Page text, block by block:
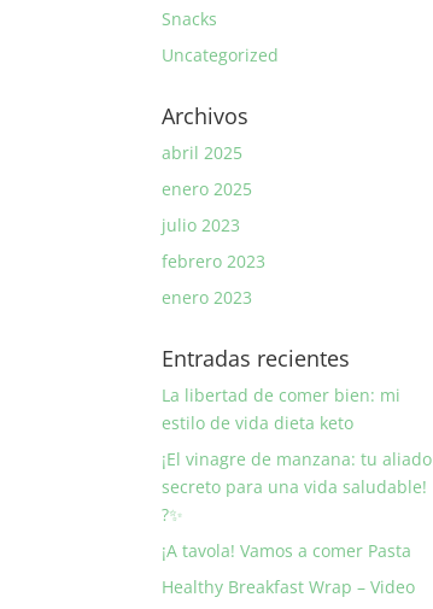
Snacks
Uncategorized
Archivos
abril 2025
enero 2025
julio 2023
febrero 2023
enero 2023
Entradas recientes
La libertad de comer bien: mi
estilo de vida dieta keto
¡El vinagre de manzana: tu aliado
secreto para una vida saludable!
?✨
¡A tavola! Vamos a comer Pasta
Healthy Breakfast Wrap – Video